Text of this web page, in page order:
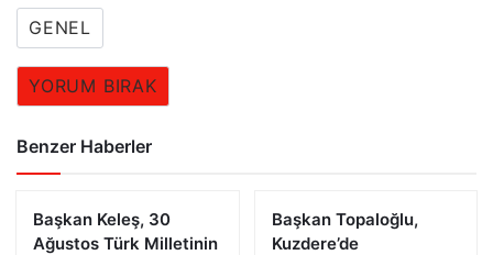
GENEL
YORUM BIRAK
Benzer Haberler
Başkan Keleş, 30
Ağustos Türk Milletinin
Başkan Topaloğlu,
Kuzdere’de